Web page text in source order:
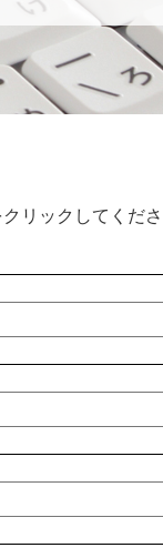
リックしてくだ